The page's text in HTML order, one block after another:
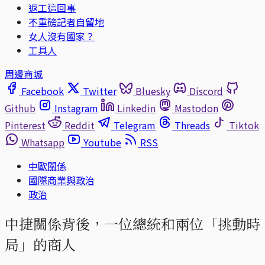
返工這回事
不重磅記者自留地
女人沒有國家？
工具人
周邊商城
Facebook
Twitter Bluesky
Discord
Github
Instagram Linkedin
Mastodon
Pinterest
Reddit Telegram Threads
Tiktok
Whatsapp
Youtube
RSS
中歐關係
國際商業與政治
政治
中捷關係背後，一位總統和兩位「挑動時
局」的商人